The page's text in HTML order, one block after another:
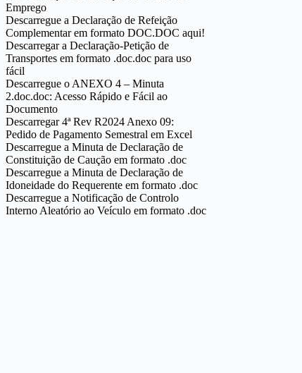
Emprego
Descarregue a Declaração de Refeição
Complementar em formato DOC.DOC aqui!
Descarregar a Declaração-Petição de
Transportes em formato .doc.doc para uso
fácil
Descarregue o ANEXO 4 – Minuta
2.doc.doc: Acesso Rápido e Fácil ao
Documento
Descarregar 4ª Rev R2024 Anexo 09:
Pedido de Pagamento Semestral em Excel
Descarregue a Minuta de Declaração de
Constituição de Caução em formato .doc
Descarregue a Minuta de Declaração de
Idoneidade do Requerente em formato .doc
Descarregue a Notificação de Controlo
Interno Aleatório ao Veículo em formato .doc